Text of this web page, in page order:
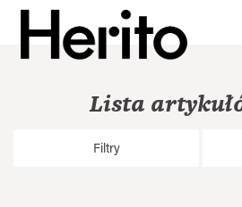
MAMY NA OKU
Lista
Filtry